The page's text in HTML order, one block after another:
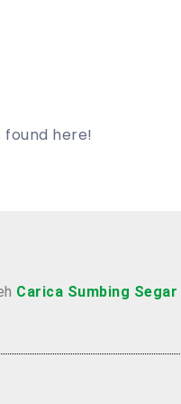
found here!
Carica Sumbing Segar